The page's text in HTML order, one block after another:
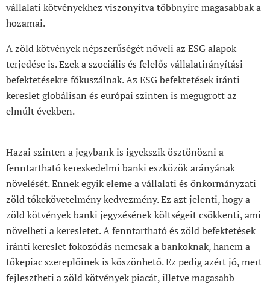
vállalati kötvényekhez viszonyítva többnyire magasabbak a
hozamai.
A zöld kötvények népszerűségét növeli az ESG alapok
terjedése is. Ezek a szociális és felelős vállalatirányítási
befektetésekre fókuszálnak. Az ESG befektetések iránti
kereslet globálisan és európai szinten is megugrott az
elmúlt években.
Hazai szinten a jegybank is igyekszik ösztönözni a
fenntartható kereskedelmi banki eszközök arányának
növelését. Ennek egyik eleme a vállalati és önkormányzati
zöld tőkekövetelmény kedvezmény. Ez azt jelenti, hogy a
zöld kötvények banki jegyzésének költségeit csökkenti, ami
növelheti a keresletet. A fenntartható és zöld befektetések
iránti kereslet fokozódás nemcsak a bankoknak, hanem a
tőkepiac szereplőinek is köszönhető. Ez pedig azért jó, mert
fejlesztheti a zöld kötvények piacát, illetve magasabb